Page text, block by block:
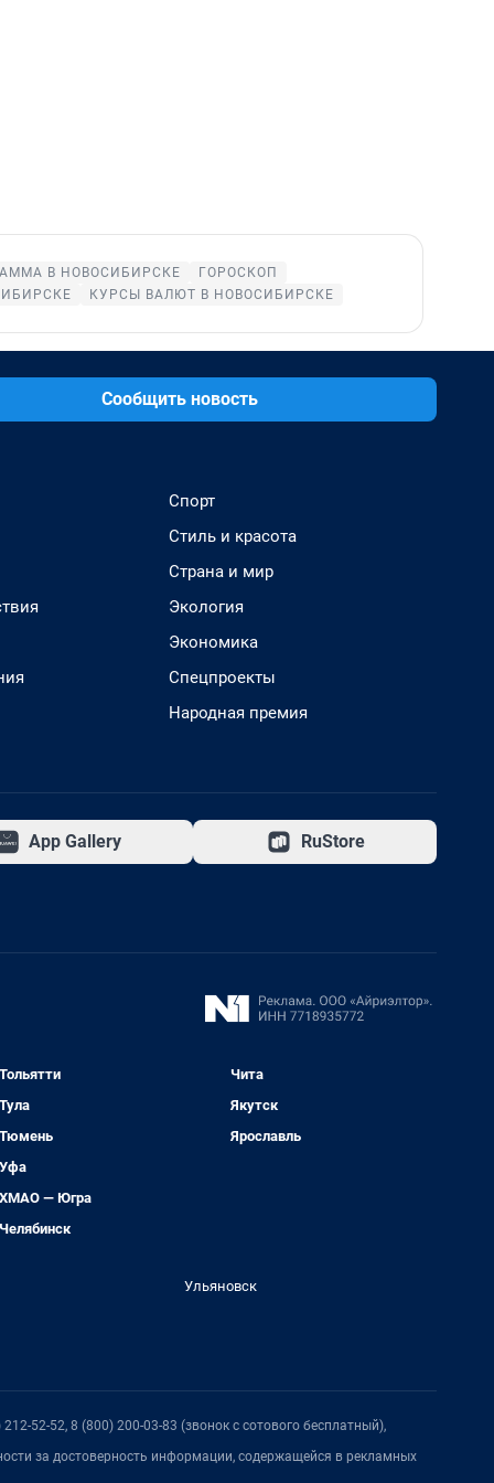
В НОВОСИБИРСКЕ
ГОРОСКОП
КУРСЫ ВАЛЮТ В НОВОСИБИРСКЕ
Сообщить новость
Спорт
Стиль и красота
Страна и мир
Экология
Экономика
Спецпроекты
Народная премия
App Gallery RuStore
Тольятти
Тула
Тюмень
Уфа
ХМАО — Югра
Челябинск
Чита
Якутск
Ярославль
Ульяновск
52-52, 8 (800) 200-03-83 (звонок с сотового бесплатный),
за достоверность информации, содержащейся в рекламных